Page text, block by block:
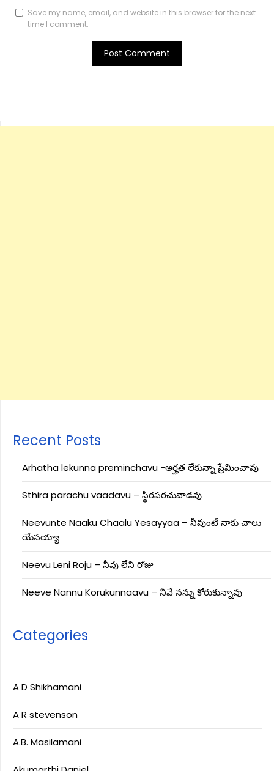
Save my name, email, and website in this browser for the next
time I comment.
Recent Posts
Arhatha lekunna preminchavu -అర్హత లేకున్నా ప్రేమించావు
Sthira parachu vaadavu – స్థిరపరచువాడవు
Neevunte Naaku Chaalu Yesayyaa – నీవుంటే నాకు చాలు
యేసయ్యా
Neevu Leni Roju – నీవు లేని రోజు
Neeve Nannu Korukunnaavu – నీవే నన్ను కోరుకున్నావు
Categories
A D Shikhamani
A R stevenson
A.B. Masilamani